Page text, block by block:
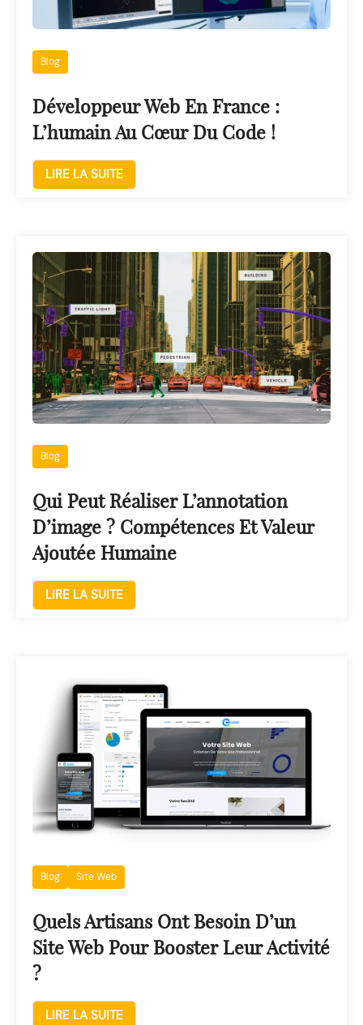
Blog
Développeur Web En France :
L’humain Au Cœur Du Code !
LIRE LA SUITE
Blog
Qui Peut Réaliser L’annotation
D’image ? Compétences Et Valeur
Ajoutée Humaine
LIRE LA SUITE
Blog Site Web
Quels Artisans Ont Besoin D’un
Site Web Pour Booster Leur Activité
?
LIRE LA SUITE